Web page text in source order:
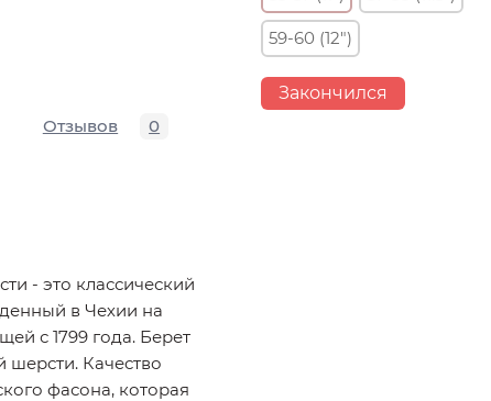
Отзывов 0
- это классический
в Чехии на
с 1799 года. Берет
шерсти. Качество
фасона, которая
59-60 (12")
Закончился